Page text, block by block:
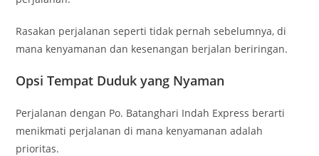
Rasakan perjalanan seperti tidak pernah sebelumnya, di
mana kenyamanan dan kesenangan berjalan beriringan.
Opsi Tempat Duduk yang Nyaman
Perjalanan dengan Po. Batanghari Indah Express berarti
menikmati perjalanan di mana kenyamanan adalah
prioritas.